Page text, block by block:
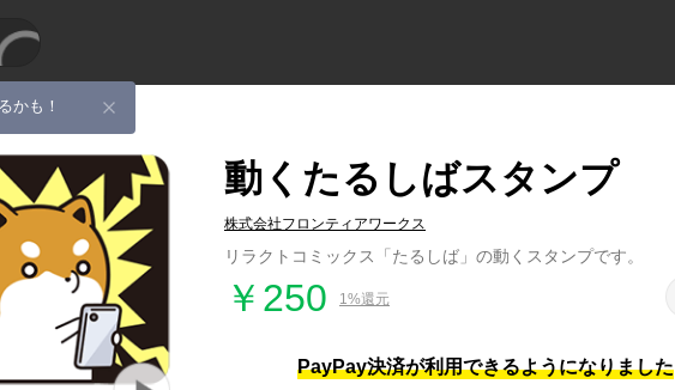
かも！
動くたるしばスタンプ
株式会社フロンティアワークス
リラクトコミックス「たるしば」の動くスタンプです。
￥250 1%還元
PayPay決済が利用できるようになりました